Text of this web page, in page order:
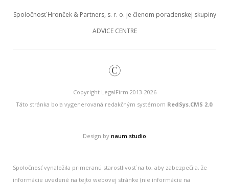
Spoločnosť Hronček & Partners, s. r. o. je členom poradenskej skupiny
ADVICE CENTRE
©
Copyright LegalFirm 2013-2026
Táto stránka bola vygenerovaná redakčným systémom RedSys.CMS 2.0.
Design by naum.studio
Spoločnosť vynaložila primeranú starostlivosť na to, aby zabezpečila, že
informácie uvedené na tejto webovej stránke (nie informácie na